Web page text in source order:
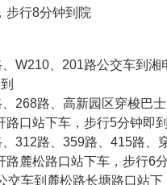
步行8分钟到院
W210、201路公交车到湘
268路、高新园区穿梭巴
路口站下车，步行5分钟即到
312路、359路、415路、
路麓松路口站下车，步行6
交车到麓松路长塘路口站下